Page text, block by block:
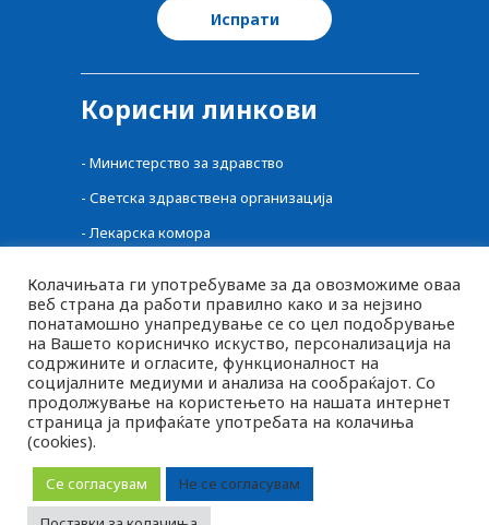
MK
Корисни линкови
- Министерство за здравство
- Светска здравствена организација
-Лекарска комора
-Фонд за здравство
-Фармацевтска комора
-Агенција за Храна и Ветеринарство
Следете нè
Колачињата ги употребуваме за да овозможиме оваа
веб страна да работи правилно како и за нејзино
понатамошно унапредување се со цел подобрување
на Вашето корисничко искуство, персонализација на
содржините и огласите, функционалност на
социјалните медиуми и анализа на сообраќајот. Со
продолжување на користењето на нашата интернет
страница ја прифаќате употребата на колачиња
(cookies).
Се согласувам
Не се согласувам